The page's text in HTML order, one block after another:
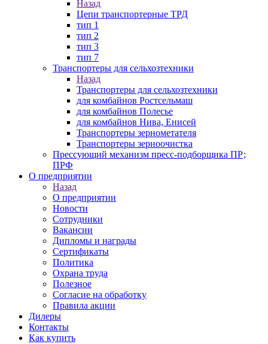
Назад
Цепи транспортерные ТРД
тип 1
тип 2
тип 3
тип 7
Транспортеры для сельхозтехники
Назад
Транспортеры для сельхозтехники
для комбайнов Ростсельмаш
для комбайнов Полесье
для комбайнов Нива, Енисей
Транспортеры зернометателя
Транспортеры зерноочистка
Прессующий механизм пресс-подборщика ПР;
ПРФ
О предприятии
Назад
О предприятии
Новости
Сотрудники
Вакансии
Дипломы и награды
Сертификаты
Политика
Охрана труда
Полезное
Согласие на обработку
Правила акции
Дилеры
Контакты
Как купить